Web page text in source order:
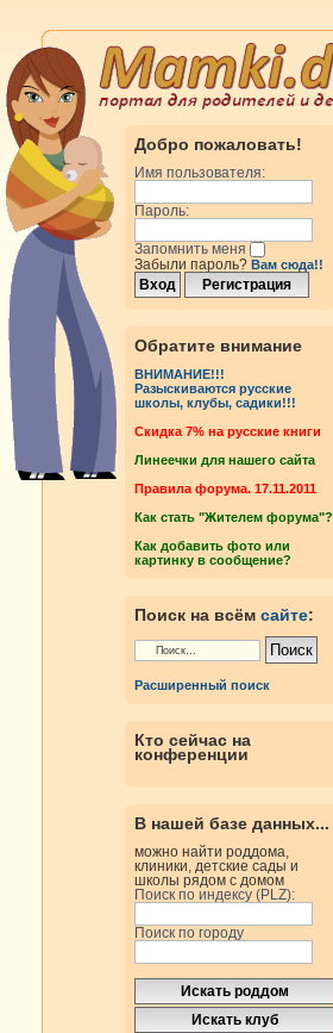
Добро пожаловать!
Имя пользователя:
Пароль:
Запомнить меня
Забыли пароль? Вам сюда!!
Обратите внимание
ВНИМАНИЕ!!!
Разыскиваются русские
школы, клубы, садики!!!
Cкидка 7% на русские книги
Линеечки для нашего сайта
Правила форума. 17.11.2011
Как стать "Жителем форума"?
Как добавить фото или
картинку в сообщение?
Поиск на всём сайте:
Расширенный поиск
Кто сейчас на
конференции
В нашей базе данных...
можно найти роддома,
клиники, детские сады и
школы рядом с домом
Поиск по индексу (PLZ):
Поиск по городу